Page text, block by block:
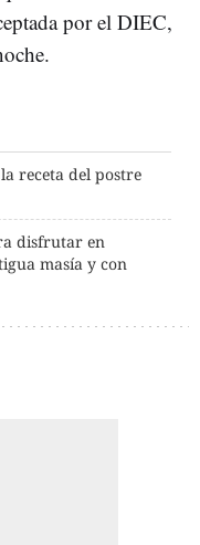
por el DIEC,
receta del postre
disfrutar en
masía y con